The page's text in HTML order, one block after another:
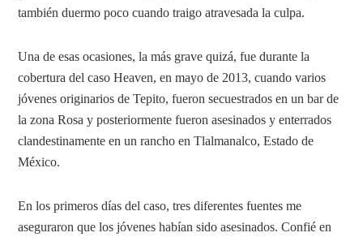
también duermo poco cuando traigo atravesada la culpa.
Una de esas ocasiones, la más grave quizá, fue durante la
cobertura del caso Heaven, en mayo de 2013, cuando varios
jóvenes originarios de Tepito, fueron secuestrados en un bar de
la zona Rosa y posteriormente fueron asesinados y enterrados
clandestinamente en un rancho en Tlalmanalco, Estado de
México.
En los primeros días del caso, tres diferentes fuentes me
aseguraron que los jóvenes habían sido asesinados. Confié en